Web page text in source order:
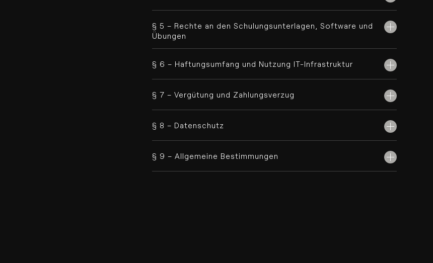
§ 5 – Rechte an den Schulungsunterlagen, Software und
Übungen
§ 6 – Haftungsumfang und Nutzung IT-Infrastruktur
§ 7 – Vergütung und Zahlungsverzug
§ 8 – Datenschutz
§ 9 – Allgemeine Bestimmungen